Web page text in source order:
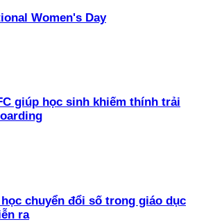
Women's Day
giúp học sinh khiếm thính trải
chuyển đổi số trong giáo dục
ra